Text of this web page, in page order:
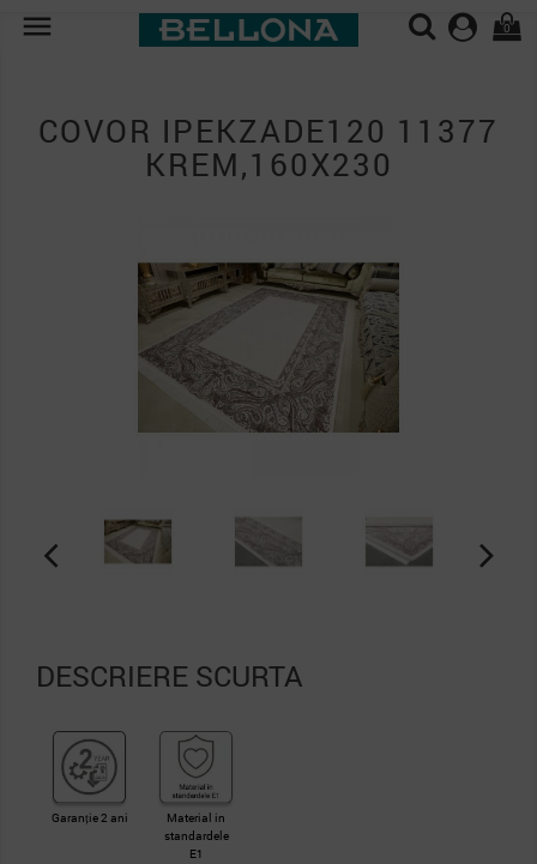
 0
COVOR IPEKZADE120 11377
KREM,160X230
DESCRIERE SCURTA
Garanție 2 ani
Material in
standardele
E1